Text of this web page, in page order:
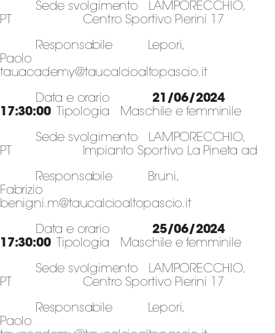
Sede svolgimento LAMPORECCHIO,
PT Centro Sportivo Pierini 17
Responsabile Lepori,
Paolo
tauacademy@taucalcioaltopascio.it
Data e orario 21/06/2024
17:30:00Tipologia Maschile e femminile
Sede svolgimento LAMPORECCHIO,
PT Impianto Sportivo La Pineta ad
Responsabile Bruni,
Fabrizio
benigni.m@taucalcioaltopascio.it
Data e orario 25/06/2024
17:30:00Tipologia Maschile e femminile
Sede svolgimento LAMPORECCHIO,
PT Centro Sportivo Pierini 17
Responsabile Lepori,
Paolo